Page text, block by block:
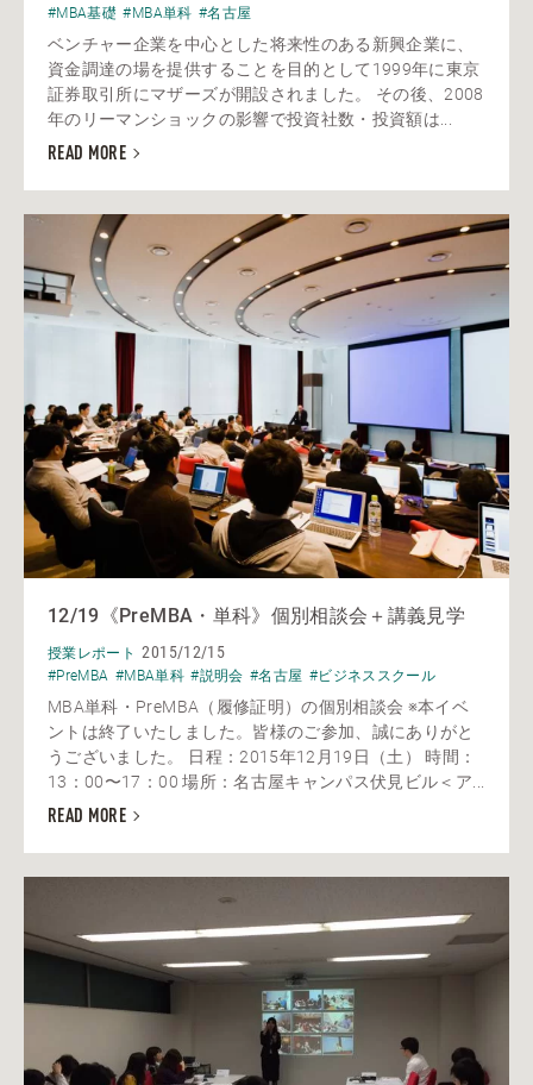
#MBA基礎 #MBA単科 #名古屋
ベンチャー企業を中心とした将来性のある新興企業に、
資金調達の場を提供することを目的として1999年に東京
証券取引所にマザーズが開設されました。 その後、2008
年のリーマンショックの影響で投資社数・投資額は...
READ MORE
12/19《PreMBA・単科》個別相談会＋講義見学
授業レポート 2015/12/15
#PreMBA #MBA単科 #説明会 #名古屋 #ビジネススクール
MBA単科・PreMBA（履修証明）の個別相談会 ※本イベ
ントは終了いたしました。皆様のご参加、誠にありがと
うございました。 日程：2015年12月19日（土） 時間：
13：00〜17：00 場所：名古屋キャンパス伏見ビル＜ア...
READ MORE